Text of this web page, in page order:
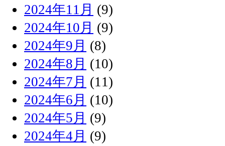
2024年11月 (9)
2024年10月 (9)
2024年9月 (8)
2024年8月 (10)
2024年7月 (11)
2024年6月 (10)
2024年5月 (9)
2024年4月 (9)